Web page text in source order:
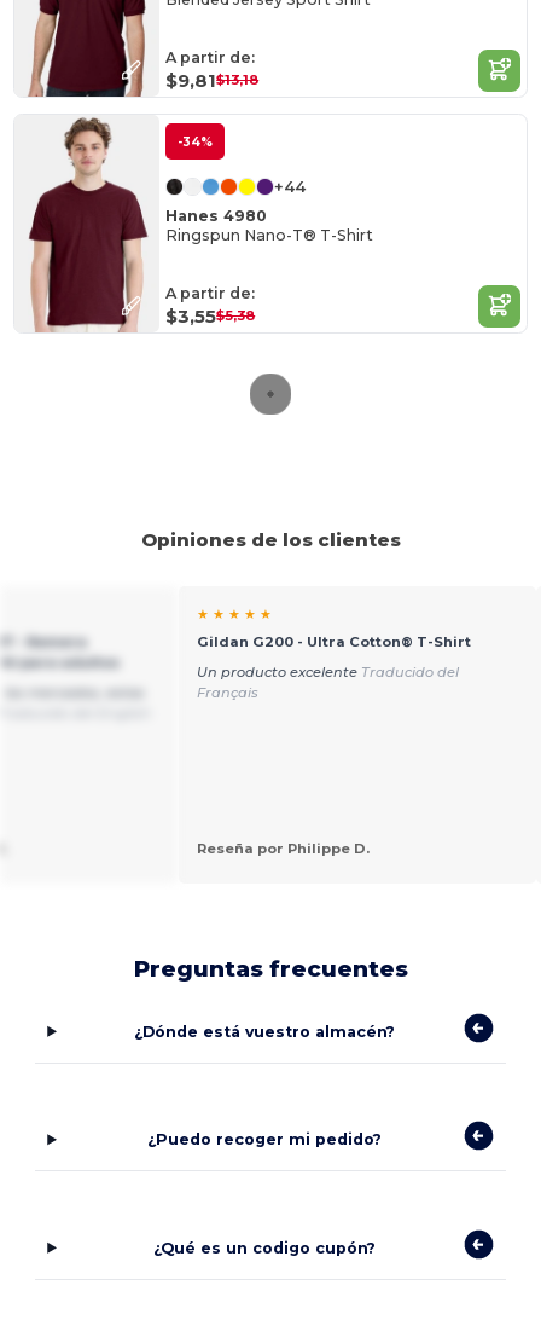
A partir de:
$9,81$13,18
-34%
+44
Hanes 4980
Ringspun Nano-T® T-Shirt
A partir de:
$3,55$5,38
Opiniones de los clientes
- Remera
para adultos
★ ★ ★ ★ ★
Gildan G200 - Ultra Cotton® T-Shirt
Un producto excelente Traducido del
Français
Reseña por Philippe D.
Preguntas frecuentes
¿Dónde está vuestro almacén?
¿Puedo recoger mi pedido?
¿Qué es un codigo cupón?